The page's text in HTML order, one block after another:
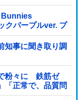
Bunnies
クパープルver. プ
で展開決定】
知事に聞き取り調
粉々に 鉄筋ゼ
「正常で、品質問